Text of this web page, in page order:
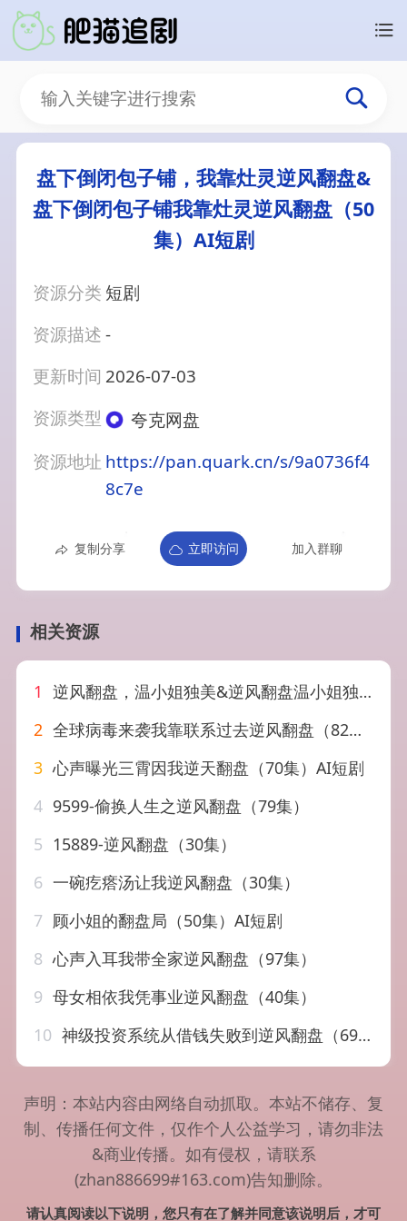
盘下倒闭包子铺，我靠灶灵逆风翻盘&
盘下倒闭包子铺我靠灶灵逆风翻盘（50
集）AI短剧
资源分类 短剧
资源描述-
更新时间 2026-07-03
资源类型
夸克网盘
资源地址 https://pan.quark.cn/s/9a0736f4
8c7e
复制分享 立即访问 加入群聊
相关资源
1 逆风翻盘，温小姐独美&逆风翻盘温小姐独美（82集）AI短剧
2 全球病毒来袭我靠联系过去逆风翻盘（82集）AI短剧
3 心声曝光三霄因我逆天翻盘（70集）AI短剧
4 9599-偷换人生之逆风翻盘（79集）
5 15889-逆风翻盘（30集）
6 一碗疙瘩汤让我逆风翻盘（30集）
7 顾小姐的翻盘局（50集）AI短剧
8 心声入耳我带全家逆风翻盘（97集）
9 母女相依我凭事业逆风翻盘（40集）
10 神级投资系统从借钱失败到逆风翻盘（69集）程吉东&张家嘉
声明：本站内容由网络自动抓取。本站不储存、复
制、传播任何文件，仅作个人公益学习，请勿非法
&商业传播。如有侵权，请联系
(zhan886699#163.com)告知删除。
请认真阅读以下说明，您只有在了解并同意该说明后，才可